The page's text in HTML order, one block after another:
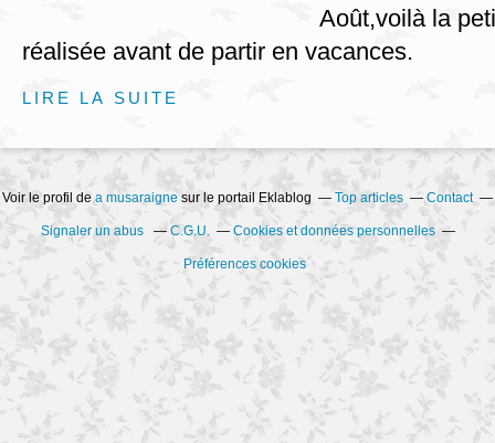
Août,voilà la
réalisée avant de partir en vacances.
LIRE LA SUITE
Voir le profil dea musaraigne sur le portail Eklablog Top articles Contact
Signaler un abus C.G.U. Cookies et données personnelles
Préférences cookies